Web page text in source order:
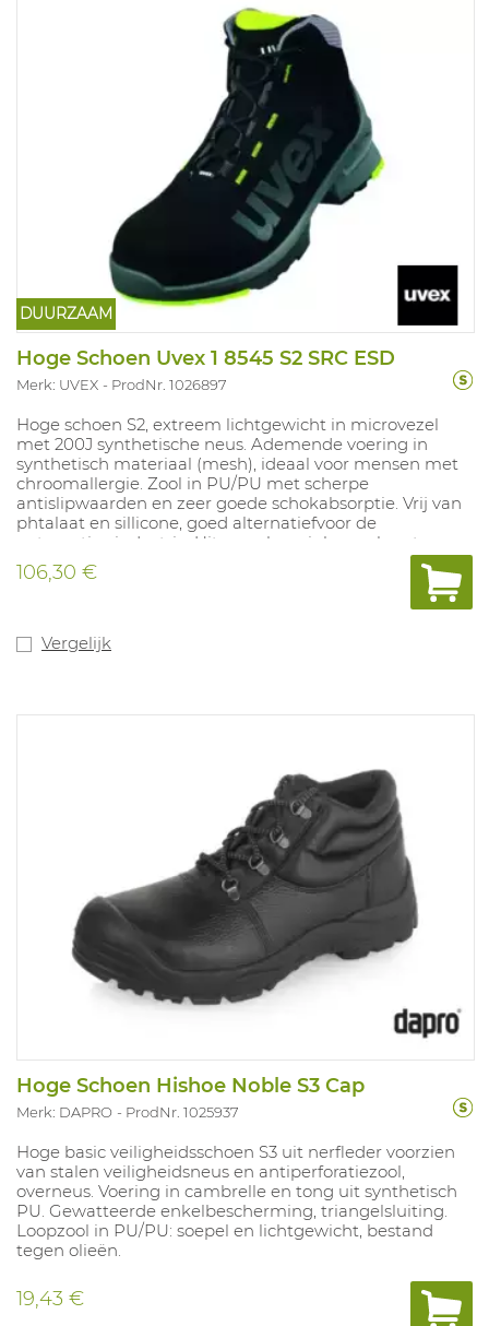
DUURZAAM
Hoge Schoen Uvex 1 8545 S2 SRC ESD
Merk: UVEX ProdNr. 1026897
Hoge schoen S2, extreem lichtgewicht in microvezel
met 200J synthetische neus. Ademende voering in
synthetisch materiaal (mesh), ideaal voor mensen met
chroomallergie. Zool in PU/PU met scherpe
antislipwaarden en zeer goede schokabsorptie. Vrij van
phtalaat en sillicone, goed alternatiefvoor de
automotive industrie. Uitneembare inlegzool met
vochtregulerendsysteem en schokabsorptie. Maten: 10,
11, 12, 14: 35-52.
106,30 €
Vergelijk
Hoge Schoen Hishoe Noble S3 Cap
Merk: DAPRO ProdNr. 1025937
Hoge basic veiligheidsschoen S3 uit nerfleder voorzien
van stalen veiligheidsneus en antiperforatiezool,
overneus. Voering in cambrelle en tong uit synthetisch
PU. Gewatteerde enkelbescherming, triangelsluiting.
Loopzool in PU/PU: soepel en lichtgewicht, bestand
tegen olieën.
19,43 €